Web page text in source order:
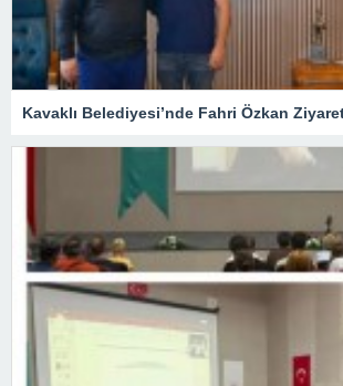
Kavaklı Belediyesi’nde Fahri Özkan